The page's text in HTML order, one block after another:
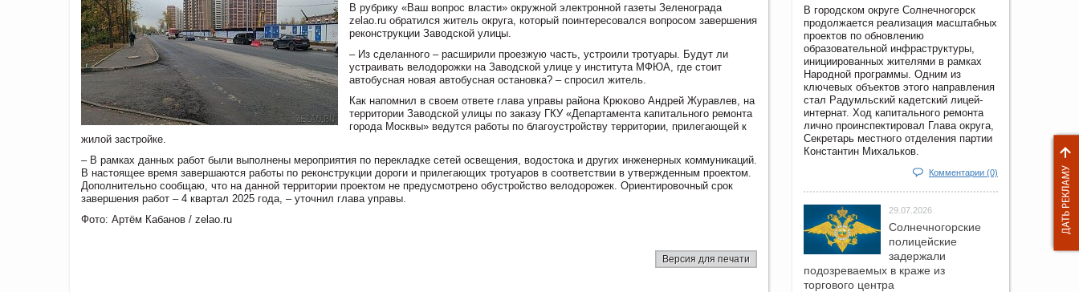
В рубрику «Ваш вопрос власти» окружной электронной газеты Зеленограда
zelao.ru обратился житель округа, который поинтересовался вопросом завершения
реконструкции Заводской улицы.
– Из сделанного – расширили проезжую часть, устроили тротуары. Будут ли
устраивать велодорожки на Заводской улице у института МФЮА, где стоит
автобусная новая автобусная остановка? – спросил житель.
Как напомнил в своем ответе глава управы района Крюково Андрей Журавлев, на
территории Заводской улицы по заказу ГКУ «Департамента капитального ремонта
города Москвы» ведутся работы по благоустройству территории, прилегающей к
жилой застройке.
– В рамках данных работ были выполнены мероприятия по перекладке сетей освещения, водостока и других инженерных коммуникаций.
В настоящее время завершаются работы по реконструкции дороги и прилегающих тротуаров в соответствии в утвержденным проектом.
Дополнительно сообщаю, что на данной территории проектом не предусмотрено обустройство велодорожек. Ориентировочный срок
завершения работ – 4 квартал 2025 года, – уточнил глава управы.
Фото: Артём Кабанов / zelao.ru
Версия для печати
В городском округе Солнечногорск
продолжается реализация масштабных
проектов по обновлению
образовательной инфраструктуры,
инициированных жителями в рамках
Народной программы. Одним из
ключевых объектов этого направления
стал Радумльский кадетский лицей-
интернат. Ход капитального ремонта
лично проинспектировал Глава округа,
Секретарь местного отделения партии
Константин Михальков.
Комментарии (0)
29.07.2026
Солнечногорские
полицейские
задержали
подозреваемых в краже из
торгового центра